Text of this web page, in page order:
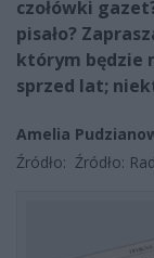
czołówki
pisało?
którym będzie
sprzed lat;
Amelia
Źródło: Źródło: